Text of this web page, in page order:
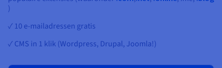
)
✓ 10 e-mailadressen gratis
✓ CMS in 1 klik (Wordpress, Drupal, Joomla!)